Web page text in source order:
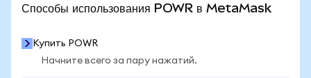
Способы использования POWR в MetaMask
Купить POWR
Начните всего за пару нажатий.